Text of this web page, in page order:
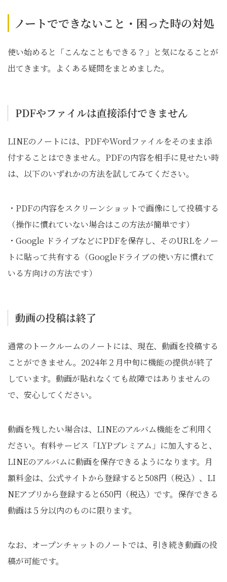
ノートでできないこと・困った時の対処
使い始めると「こんなこともできる？」と気になることが
出てきます。よくある疑問をまとめました。
PDFやファイルは直接添付できません
LINEのノートには、PDFやWordファイルをそのまま添
付することはできません。PDFの内容を相手に見せたい時
は、以下のいずれかの方法を試してみてください。
・PDFの内容をスクリーンショットで画像にして投稿する
（操作に慣れていない場合はこの方法が簡単です）
・Google ドライブなどにPDFを保存し、そのURLをノー
トに貼って共有する（Googleドライブの使い方に慣れて
いる方向けの方法です）
動画の投稿は終了
通常のトークルームのノートには、現在、動画を投稿する
ことができません。2024年２月中旬に機能の提供が終了
しています。動画が貼れなくても故障ではありませんの
で、安心してください。
動画を残したい場合は、LINEのアルバム機能をご利用く
ださい。有料サービス「LYPプレミアム」に加入すると、
LINEのアルバムに動画を保存できるようになります。月
額料金は、公式サイトから登録すると508円（税込）、LI
NEアプリから登録すると650円（税込）です。保存できる
動画は５分以内のものに限ります。
なお、オープンチャットのノートでは、引き続き動画の投
稿が可能です。